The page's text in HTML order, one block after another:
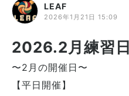
LEAF
2026年1月21日 15:09
2026.2月練習日
〜2月の開催日〜
【平日開催】